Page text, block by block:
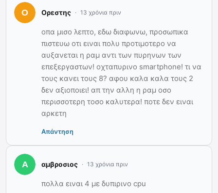
Ορεστης 13 χρόνια πριν
οπα μισο λεπτο, εδω διαφωνω, προσωπικα
πιστευω οτι ειναι πολυ προτιμοτερο να
αυξανεται η ραμ αντι των πυρηνων των
επεξεργαστων! οχταπυρινο smartphone! τι να
τους κανει τους 8? αφου καλα καλα τους 2
δεν αξιοποιει! απ την αλλη η ραμ οσο
περισσοτερη τοσο καλυτερα! ποτε δεν ειναι
αρκετη
Απάντηση
αμβροσιος 13 χρόνια πριν
πολλα ειναι 4 με δυπιρινο cpu